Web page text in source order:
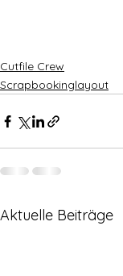
Cutfile Crew
Scrapbookinglayout
Aktuelle Beiträge